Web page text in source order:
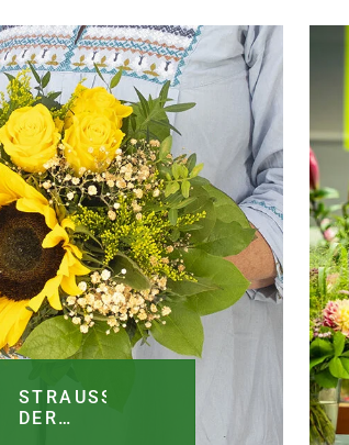
STRAUSS D
ER W